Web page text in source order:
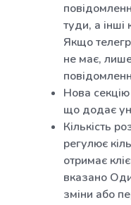
туди, а інші
Якщо
не має,
Нова
що додає
Кількість
регулює
отримає
вказано
зміни або